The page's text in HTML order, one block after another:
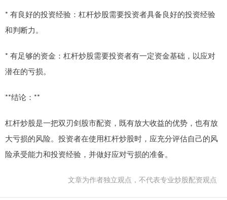
* 有良好的投资经验：杠杆炒股需要投资者具备良好的投资经验
和判断力。
* 有足够的资金：杠杆炒股需要投资者有一定资金基础，以应对
潜在的亏损。
**结论：**
杠杆炒股是一把双刃剑股市配资，既有放大收益的优势，也有放
大亏损的风险。投资者在使用杠杆炒股时，应充分评估自己的风
险承受能力和投资经验，并做好应对亏损的准备。
文章为作者独立观点，不代表专业炒股配资观点